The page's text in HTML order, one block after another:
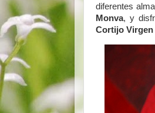
diferentes
Monva, y
Cortijo